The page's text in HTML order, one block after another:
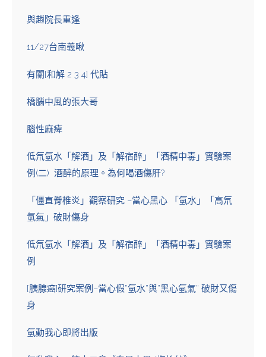
與趙院長重逢
11/27台南義啾
有關[和解 2 3 4] 代貼
橋腦中風的張大哥
腦性麻痺
低氘氫水「解酒」及「解宿醉」「酒精中毒」實驗案
例(二) 酒醉的原理。為何喝酒傷肝?
「僵直脊椎炎」觀察研究 –當心黑心 「氫水」「高氘
氫氣」破財傷身
低氘氫水「解酒」及「解宿醉」「酒精中毒」實驗案
例
[胰腺癌]研究案例–當心假”氫水”與”黑心氫氣” 破財又傷
身
氫動我心即將出版